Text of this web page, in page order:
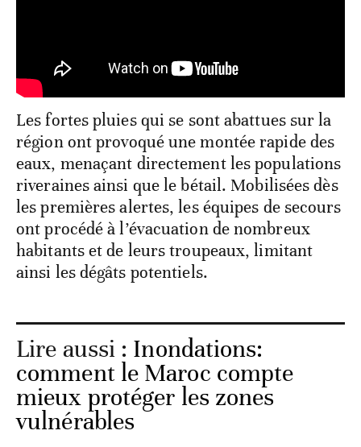
Les fortes pluies qui se sont abattues sur la
région ont provoqué une montée rapide des
eaux, menaçant directement les populations
riveraines ainsi que le bétail. Mobilisées dès
les premières alertes, les équipes de secours
ont procédé à l’évacuation de nombreux
habitants et de leurs troupeaux, limitant
ainsi les dégâts potentiels.
Lire aussi : Inondations:
comment le Maroc compte
mieux protéger les zones
vulnérables